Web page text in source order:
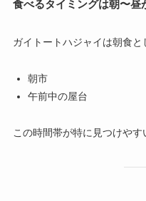
食べるタイミングは朝〜昼
ガイトートハジャイは朝食と
朝市
午前中の屋台
この時間帯が特に見つけやす